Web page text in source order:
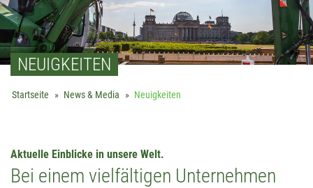
NEUIGKEITEN
Startseite News & Media Neuigkeiten
Aktuelle Einblicke in unsere Welt.
Bei einem vielfältigen Unternehmen